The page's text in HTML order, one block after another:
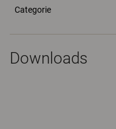
Categorie
Downloads